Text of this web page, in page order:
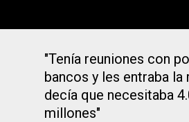
"Tenía reuniones con
bancos y les entraba la
decía que necesitaba
millones"